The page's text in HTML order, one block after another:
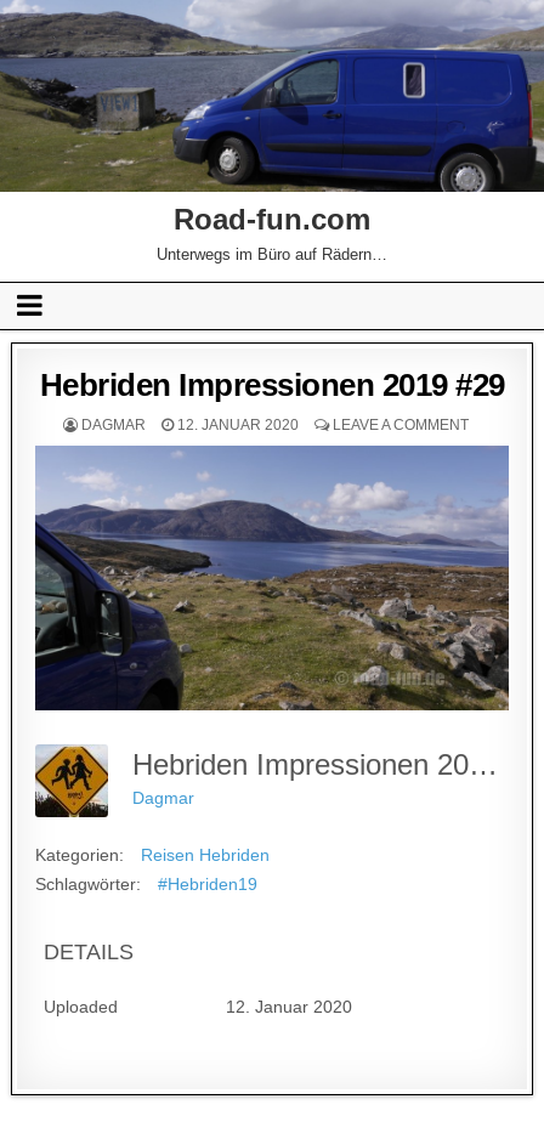
Road-fun.com
Unterwegs im Büro auf Rädern…
Hebriden Impressionen 2019 #29
DAGMAR 12. JANUAR 2020 LEAVE A COMMENT
Hebriden Impressionen 2019 #29
Dagmar
Kategorien:
Reisen Hebriden
Schlagwörter:
#Hebriden19
DETAILS
Uploaded 12. Januar 2020